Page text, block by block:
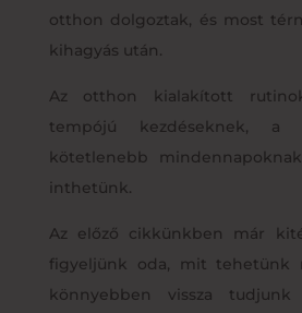
otthon dolgoztak, és most
kihagyás után.
Az otthon kialakított
tempójú kezdéseknek, a
kötetlenebb
inthetünk.
Az előző cikkünkben már
figyeljünk oda, mit tehetünk
könnyebben vissza